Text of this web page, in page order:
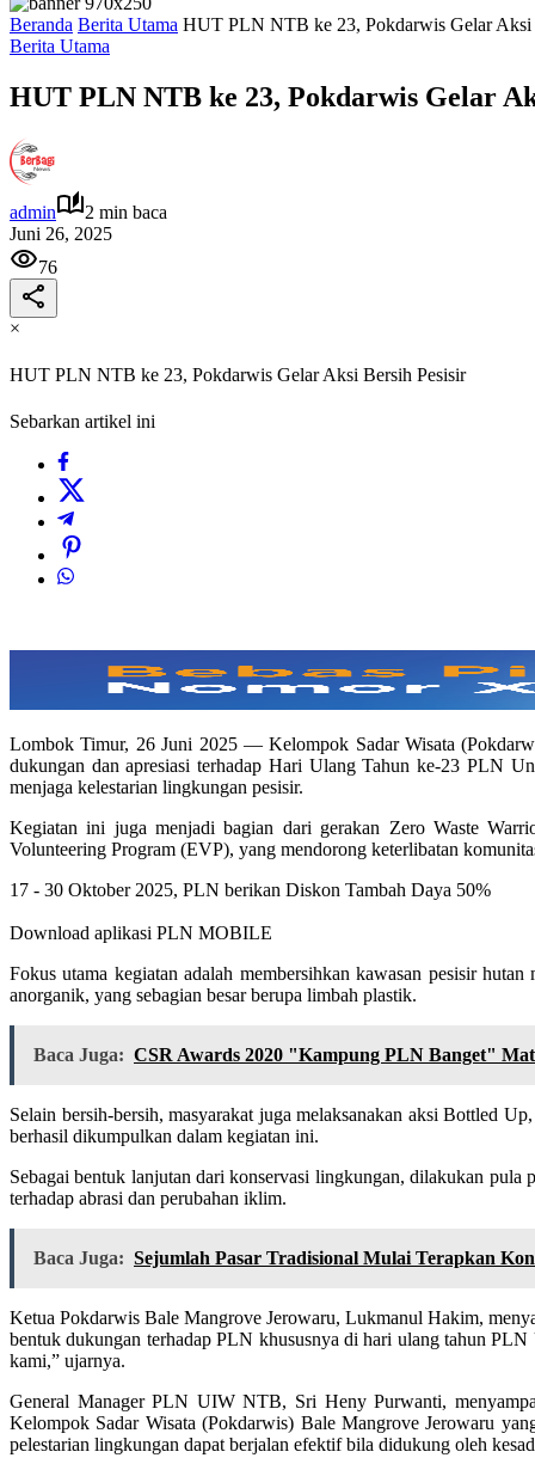
Beranda Berita Utama HUT PLN NTB ke 23, Pokdarwis Gelar Aksi
Berita Utama
HUT PLN NTB ke 23, Pokdarwis Gelar
admin
2 min baca
Juni 26, 2025
76
×
HUT PLN NTB ke 23, Pokdarwis Gelar Aksi Bersih Pesisir
Sebarkan artikel ini
Lombok Timur, 26 Juni 2025 — Kelompok Sadar Wisata
dukungan dan apresiasi terhadap Hari Ulang Tahun ke-23 PLN
menjaga kelestarian lingkungan pesisir.
Kegiatan ini juga menjadi bagian dari gerakan Zero Waste
Volunteering Program (EVP), yang mendorong keterlibatan
17 - 30 Oktober 2025, PLN berikan Diskon Tambah Daya 50%
Download aplikasi PLN MOBILE
Fokus utama kegiatan adalah membersihkan kawasan pesisir
anorganik, yang sebagian besar berupa limbah plastik.
Baca Juga: CSR Awards 2020 "Kampung PLN Banget"
Selain bersih-bersih, masyarakat juga melaksanakan aksi Bottled
berhasil dikumpulkan dalam kegiatan ini.
Sebagai bentuk lanjutan dari konservasi lingkungan, dilakukan pula
terhadap abrasi dan perubahan iklim.
Baca Juga: Sejumlah Pasar Tradisional Mulai Terapkan
Ketua Pokdarwis Bale Mangrove Jerowaru, Lukmanul Hakim,
bentuk dukungan terhadap PLN khususnya di hari ulang tahun
kami,” ujarnya.
General Manager PLN UIW NTB, Sri Heny Purwanti,
Kelompok Sadar Wisata (Pokdarwis) Bale Mangrove Jerowaru
pelestarian lingkungan dapat berjalan efektif bila didukung oleh